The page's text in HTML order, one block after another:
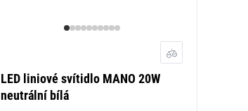
LED liniové svítidlo MANO 20W
neutrální bílá